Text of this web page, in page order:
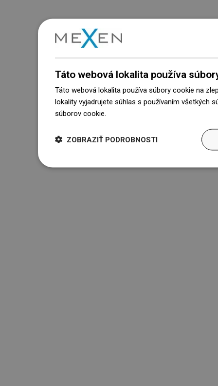
Táto webová lokalita používa
Táto webová lokalita používa súbory cookie na
lokality vyjadrujete súhlas s používaním všetkých
súborov cookie.
ZOBRAZIŤ PODROBNOSTI